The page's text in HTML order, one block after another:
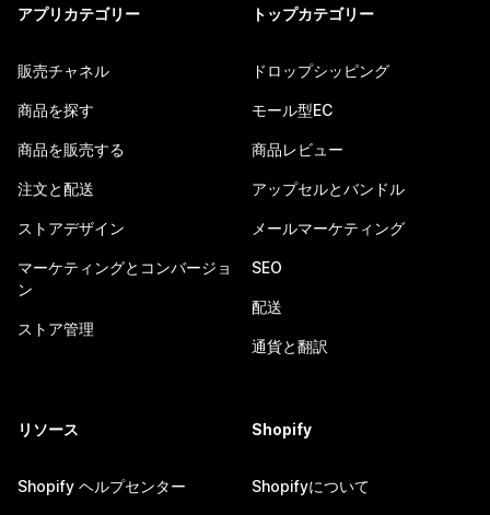
アプリカテゴリー
販売チャネル
商品を探す
商品を販売する
注文と配送
ストアデザイン
マーケティングとコンバージョ
ン
ストア管理
トップカテゴリー
ドロップシッピング
モール型EC
商品レビュー
アップセルとバンドル
メールマーケティング
SEO
配送
通貨と翻訳
リソース
Shopify ヘルプセンター
Shopify
Shopifyについて